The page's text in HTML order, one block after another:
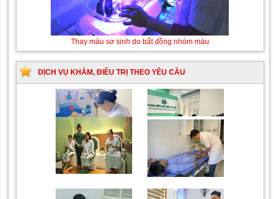
Thay máu sơ sinh do bất đồng nhóm máu
Tán sỏi
niệu
ngược
dòng
Laser
DỊCH VỤ KHÁM, ĐIỀU TRỊ THEO YÊU CẦU
Chăm sóc mẹ và bé sơ
sinh
Phòng khám Thẩm mỹ
theo Yêu cầu